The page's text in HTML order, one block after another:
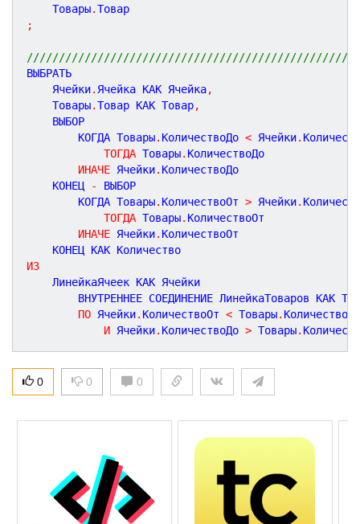
    Товары
.
Товар
;
ВЫБРАТЬ
    Ячейки
. Ячейка КАК Ячейка,
    Товары
.Товар КАК Товар,
    ВЫБОР
        КОГДА Товары
. КоличествоДо < Ячейки.
ТОГДА Товары. КоличествоДо
ИНАЧЕ Ячейки. КоличествоДо
    КОНЕЦ
- ВЫБОР
        КОГДА Товары
. КоличествоОт > Ячейки.
ТОГДА Товары. КоличествоОт
ИНАЧЕ Ячейки. КоличествоОт
    КОНЕЦ КАК Количество
ИЗ
    ЛинейкаЯчеек КАК Ячейки
ВНУТРЕННЕЕ СОЕДИНЕНИЕ ЛинейкаТоваров КАК
ПО Ячейки. КоличествоОт < Товары. КоличествоДо
И Ячейки. КоличествоДо > Товары.
0 0 0